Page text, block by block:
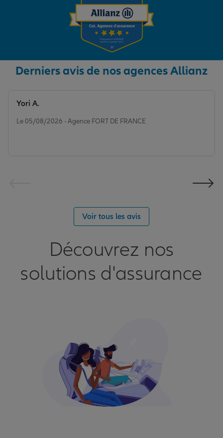
Derniers avis de nos agences Allianz
Le 05/08/2026 - Agence FORT DE FRANCE
Yori A.
Voir tous les avis
Découvrez nos
solutions d'assurance